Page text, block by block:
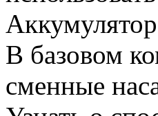
В базовом
сменные